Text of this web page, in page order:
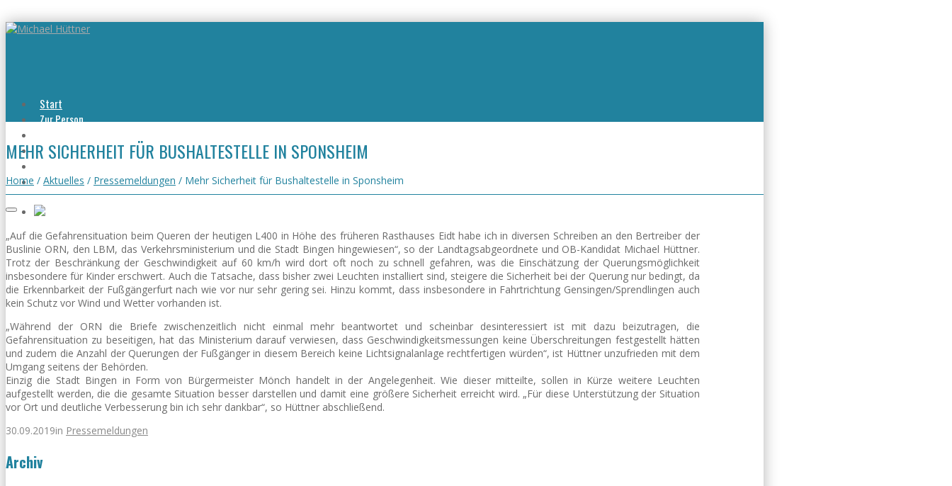
Start
Zur Person
Viel erreicht
Kontakt
MEHR SICHERHEIT FÜR BUSHALTESTELLE IN SPONSHEIM
Home / Aktuelles / Pressemeldungen / Mehr Sicherheit für Bushaltestelle in Sponsheim
„Auf die Gefahrensituation beim Queren der heutigen L400 in Höhe des früheren Rasthauses Eidt habe ich in diversen Schreiben an den Bertreiber der
Buslinie ORN, den LBM, das Verkehrsministerium und die Stadt Bingen hingewiesen“, so der Landtagsabgeordnete und OB-Kandidat Michael Hüttner.
Trotz der Beschränkung der Geschwindigkeit auf 60 km/h wird dort oft noch zu schnell gefahren, was die Einschätzung der Querungsmöglichkeit
insbesondere für Kinder erschwert. Auch die Tatsache, dass bisher zwei Leuchten installiert sind, steigere die Sicherheit bei der Querung nur bedingt, da
die Erkennbarkeit der Fußgängerfurt nach wie vor nur sehr gering sei. Hinzu kommt, dass insbesondere in Fahrtrichtung Gensingen/Sprendlingen auch
kein Schutz vor Wind und Wetter vorhanden ist.
„Während der ORN die Briefe zwischenzeitlich nicht einmal mehr beantwortet und scheinbar desinteressiert ist mit dazu beizutragen, die
Gefahrensituation zu beseitigen, hat das Ministerium darauf verwiesen, dass Geschwindigkeitsmessungen keine Überschreitungen festgestellt hätten
und zudem die Anzahl der Querungen der Fußgänger in diesem Bereich keine Lichtsignalanlage rechtfertigen würden“, ist Hüttner unzufrieden mit dem
Umgang seitens der Behörden.
Einzig die Stadt Bingen in Form von Bürgermeister Mönch handelt in der Angelegenheit. Wie dieser mitteilte, sollen in Kürze weitere Leuchten
aufgestellt werden, die die gesamte Situation besser darstellen und damit eine größere Sicherheit erreicht wird. „Für diese Unterstützung der Situation
vor Ort und deutliche Verbesserung bin ich sehr dankbar“, so Hüttner abschließend.
30.09.2019in Pressemeldungen
Archiv